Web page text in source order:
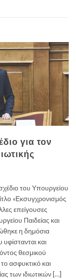
για τον
του Υπουργείου
«Εκσυγχρονισμός
επείγουσες
Παιδείας και
η δημόσια
και
θεσμικού
ασφυκτικό και
των ιδιωτικών […]